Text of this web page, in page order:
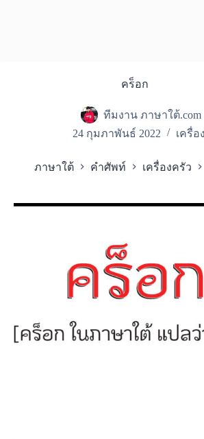
คร็อก
ทีมงาน ภาษาใต้.com
24 กุมภาพันธ์ 2022
เครื่อ
ภาษาใต้ คำศัพท์ เครื่องครัว